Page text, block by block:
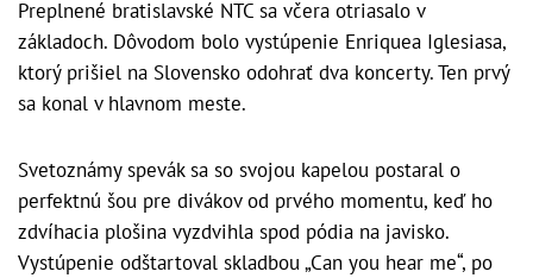
Preplnené bratislavské NTC sa včera otriasalo v
základoch. Dôvodom bolo vystúpenie Enriquea Iglesiasa,
ktorý prišiel na Slovensko odohrať dva koncerty. Ten prvý
sa konal v hlavnom meste.
Svetoznámy spevák sa so svojou kapelou postaral o
perfektnú šou pre divákov od prvého momentu, keď ho
zdvíhacia plošina vyzdvihla spod pódia na javisko.
Vystúpenie odštartoval skladbou „Can you hear me“, po